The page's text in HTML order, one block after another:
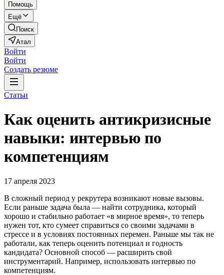
Помощь
Ещё
Поиск
Атал
Войти
Войти
Создать резюме
Статьи
Как оценить антикризисные
навыки: интервью по
компетенциям
17 апреля 2023
В сложный период у рекрутера возникают новые вызовы.
Если раньше задача была — найти сотрудника, который
хорошо и стабильно работает «в мирное время», то теперь
нужен тот, кто сумеет справиться со своими задачами в
стрессе и в условиях постоянных перемен. Раньше мы так не
работали, как теперь оценить потенциал и годность
кандидата? Основной способ — расширить свой
инструментарий. Например, использовать интервью по
компетенциям.